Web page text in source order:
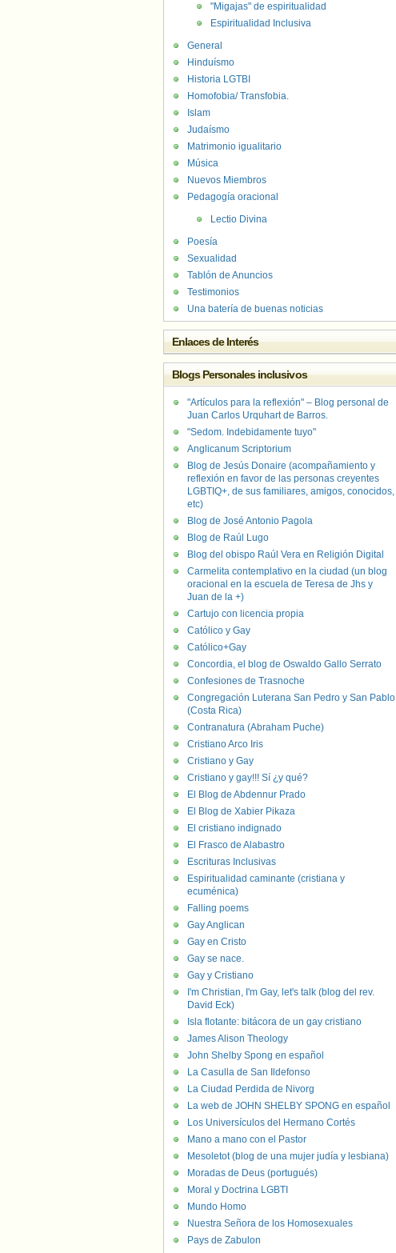
"Migajas" de espiritualidad
Espiritualidad Inclusiva
General
Hinduísmo
Historia LGTBI
Homofobia/ Transfobia.
Islam
Judaísmo
Matrimonio igualitario
Música
Nuevos Miembros
Pedagogía oracional
Lectio Divina
Poesía
Sexualidad
Tablón de Anuncios
Testimonios
Una batería de buenas noticias
Enlaces de Interés
Blogs Personales inclusivos
"Artículos para la reflexión" – Blog personal de
Juan Carlos Urquhart de Barros.
"Sedom. Indebidamente tuyo"
Anglicanum Scriptorium
Blog de Jesús Donaire (acompañamiento y
reflexión en favor de las personas creyentes
LGBTIQ+, de sus familiares, amigos, conocidos,
etc)
Blog de José Antonio Pagola
Blog de Raúl Lugo
Blog del obispo Raúl Vera en Religión Digital
Carmelita contemplativo en la ciudad (un blog
oracional en la escuela de Teresa de Jhs y
Juan de la +)
Cartujo con licencia propia
Católico y Gay
Católico+Gay
Concordia, el blog de Oswaldo Gallo Serrato
Confesiones de Trasnoche
Congregación Luterana San Pedro y San Pablo
(Costa Rica)
Contranatura (Abraham Puche)
Cristiano Arco Iris
Cristiano y Gay
Cristiano y gay!!! Sí ¿y qué?
El Blog de Abdennur Prado
El Blog de Xabier Pikaza
El cristiano indignado
El Frasco de Alabastro
Escrituras Inclusivas
Espiritualidad caminante (cristiana y
ecuménica)
Falling poems
Gay Anglican
Gay en Cristo
Gay se nace.
Gay y Cristiano
I'm Christian, I'm Gay, let's talk (blog del rev.
David Eck)
Isla flotante: bitácora de un gay cristiano
James Alison Theology
John Shelby Spong en español
La Casulla de San Ildefonso
La Ciudad Perdida de Nivorg
La web de JOHN SHELBY SPONG en español
Los Universículos del Hermano Cortés
Mano a mano con el Pastor
Mesoletot (blog de una mujer judía y lesbiana)
Moradas de Deus (portugués)
Moral y Doctrina LGBTI
Mundo Homo
Nuestra Señora de los Homosexuales
Pays de Zabulon